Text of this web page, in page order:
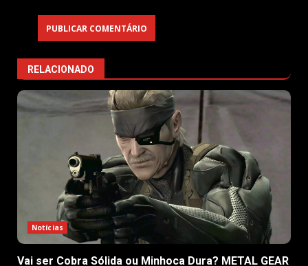
RELACIONADO
Notícias
Vai ser Cobra Sólida ou Minhoca Dura? METAL GEAR